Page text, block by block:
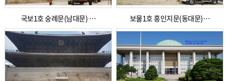
국보1호 숭례문(남대문) … 보물1호 흥인지문(동대문)…